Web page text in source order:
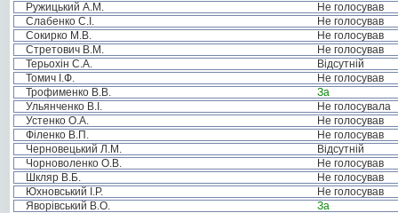
Ружицький А.М.
Не голосував
Слабенко С.І.
Не голосував
Сокирко М.В.
Не голосував
Стретович В.М.
Не голосував
Терьохін С.А.
Відсутній
Томич І.Ф.
Не голосував
Трофименко В.В.
За
Ульянченко В.І.
Не голосувала
Устенко О.А.
Не голосував
Філенко В.П.
Не голосував
Черновецький Л.М.
Відсутній
Чорноволенко О.В.
Не голосував
Шкляр В.Б.
Не голосував
Юхновський І.Р.
Не голосував
Яворівський В.О.
За